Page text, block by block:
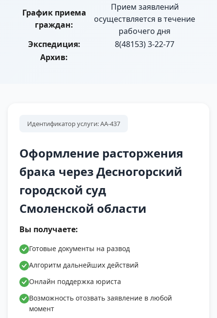
График приема
граждан:
Прием заявлений
осуществляется в течение
рабочего дня
Экспедиция:
8(48153) 3-22-77
Архив:
Идентификатор услуги: АА-437
Оформление расторжения
брака через Десногорский
городской суд
Смоленской области
Вы получаете:
Готовые документы на развод
Алгоритм дальнейших действий
Онлайн поддержка юриста
Возможность отозвать заявление в любой
момент